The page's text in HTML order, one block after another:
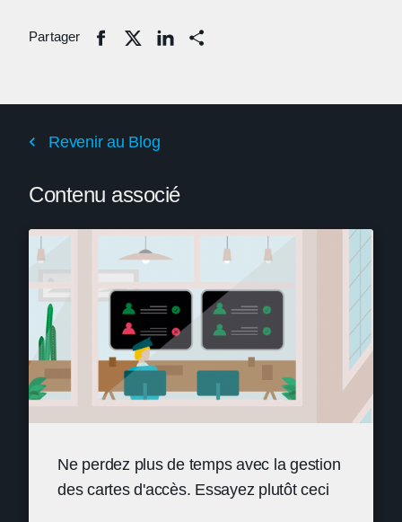
Partager Share
Revenir au Blog
Contenu associé
Ne perdez plus de temps avec la gestion
des cartes d'accès. Essayez plutôt ceci